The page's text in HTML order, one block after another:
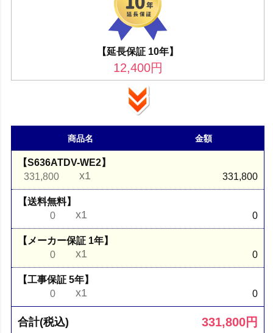
【延長保証 10年】
12,400円
商品名 金額
【S636ATDV-WE2】
331,800
x1 331,800
【送料無料】
0
x1 0
【メーカー保証 1年】
0
x1 0
【工事保証 5年】
0
x1 0
合計(税込) 331,800円